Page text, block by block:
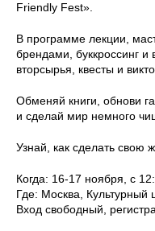
Friendly Fest».
В программе лекции,
брендами, буккроссинг
вторсырья, квесты и
Обменяй книги, обнови
и сделай мир немного
Узнай, как сделать свою
Когда: 16-17 ноября, с
Где: Москва, Культурный
Вход свободный,